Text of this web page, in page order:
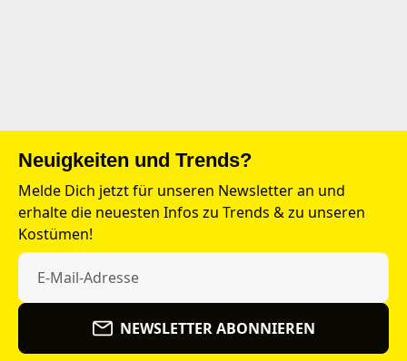
Neuigkeiten und Trends?
Melde Dich jetzt für unseren Newsletter an und
erhalte die neuesten Infos zu Trends & zu unseren
Kostümen!
NEWSLETTER ABONNIEREN